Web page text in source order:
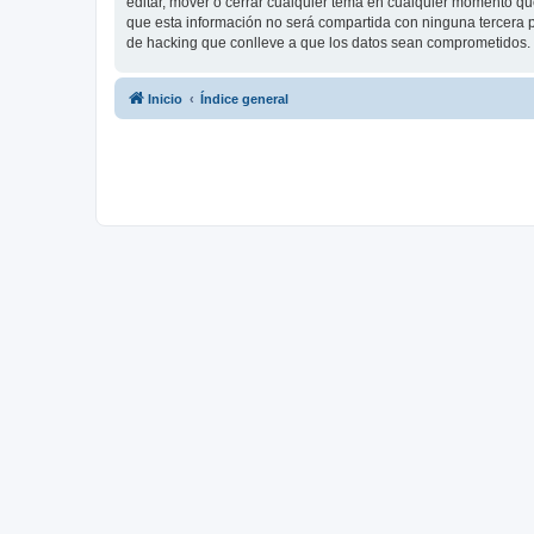
que esta información no será compartida con ninguna
de hacking que conlleve a que los datos sean comprometidos.
Inicio Índice general